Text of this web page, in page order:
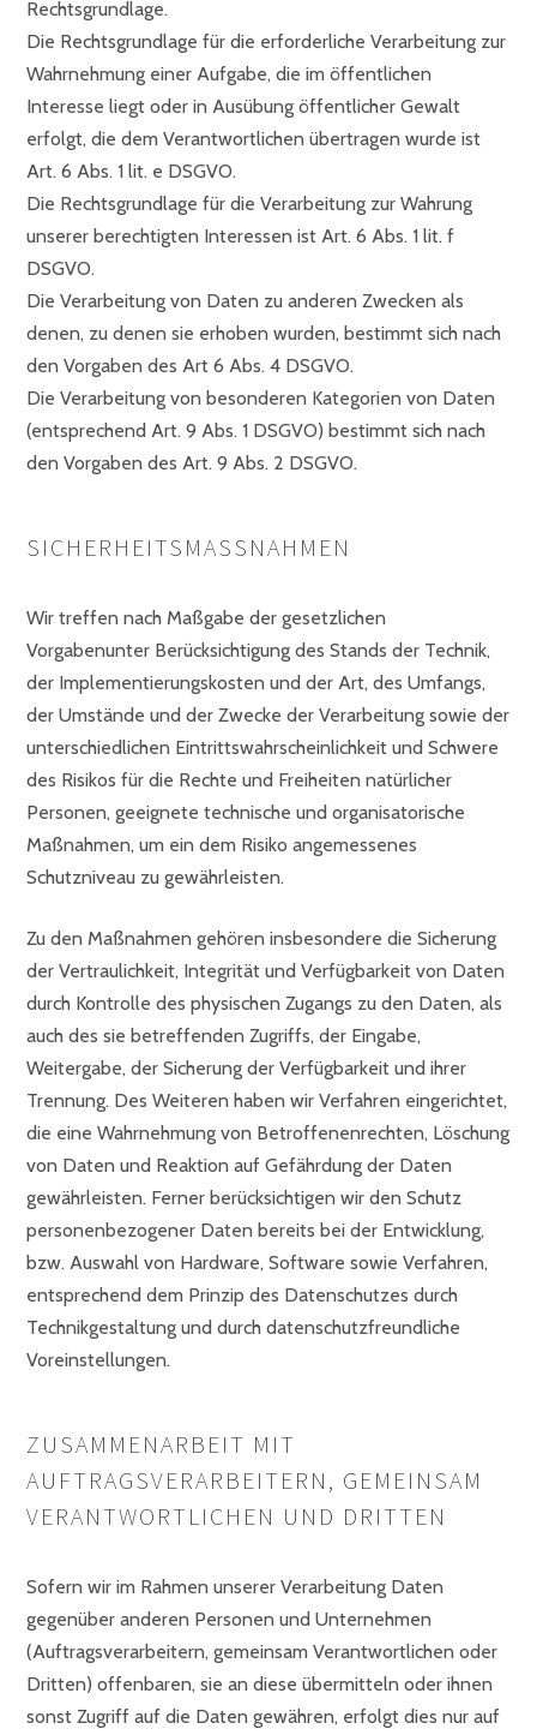
Rechtsgrundlage.
Die Rechtsgrundlage für die erforderliche Verarbeitung zur
Wahrnehmung einer Aufgabe, die im öffentlichen
Interesse liegt oder in Ausübung öffentlicher Gewalt
erfolgt, die dem Verantwortlichen übertragen wurde ist
Art. 6 Abs. 1 lit. e DSGVO.
Die Rechtsgrundlage für die Verarbeitung zur Wahrung
unserer berechtigten Interessen ist Art. 6 Abs. 1 lit. f
DSGVO.
Die Verarbeitung von Daten zu anderen Zwecken als
denen, zu denen sie erhoben wurden, bestimmt sich nach
den Vorgaben des Art 6 Abs. 4 DSGVO.
Die Verarbeitung von besonderen Kategorien von Daten
(entsprechend Art. 9 Abs. 1 DSGVO) bestimmt sich nach
den Vorgaben des Art. 9 Abs. 2 DSGVO.
SICHERHEITSMASSNAHMEN
Wir treffen nach Maßgabe der gesetzlichen
Vorgabenunter Berücksichtigung des Stands der Technik,
der Implementierungskosten und der Art, des Umfangs,
der Umstände und der Zwecke der Verarbeitung sowie der
unterschiedlichen Eintrittswahrscheinlichkeit und Schwere
des Risikos für die Rechte und Freiheiten natürlicher
Personen, geeignete technische und organisatorische
Maßnahmen, um ein dem Risiko angemessenes
Schutzniveau zu gewährleisten.
Zu den Maßnahmen gehören insbesondere die Sicherung
der Vertraulichkeit, Integrität und Verfügbarkeit von Daten
durch Kontrolle des physischen Zugangs zu den Daten, als
auch des sie betreffenden Zugriffs, der Eingabe,
Weitergabe, der Sicherung der Verfügbarkeit und ihrer
Trennung. Des Weiteren haben wir Verfahren eingerichtet,
die eine Wahrnehmung von Betroffenenrechten, Löschung
von Daten und Reaktion auf Gefährdung der Daten
gewährleisten. Ferner berücksichtigen wir den Schutz
personenbezogener Daten bereits bei der Entwicklung,
bzw. Auswahl von Hardware, Software sowie Verfahren,
entsprechend dem Prinzip des Datenschutzes durch
Technikgestaltung und durch datenschutzfreundliche
Voreinstellungen.
ZUSAMMENARBEIT MIT
AUFTRAGSVERARBEITERN, GEMEINSAM
VERANTWORTLICHEN UND DRITTEN
Sofern wir im Rahmen unserer Verarbeitung Daten
gegenüber anderen Personen und Unternehmen
(Auftragsverarbeitern, gemeinsam Verantwortlichen oder
Dritten) offenbaren, sie an diese übermitteln oder ihnen
sonst Zugriff auf die Daten gewähren, erfolgt dies nur auf